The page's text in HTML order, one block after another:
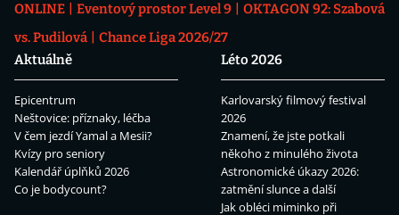
ONLINE
Eventový prostor Level 9
OKTAGON 92: Szabová
vs. Pudilová
Chance Liga 2026/27
Aktuálně
Epicentrum
Neštovice: příznaky, léčba
V čem jezdí Yamal a Mesii?
Kvízy pro seniory
Kalendář úplňků 2026
Co je bodycount?
Léto 2026
Karlovarský filmový festival
2026
Znamení, že jste potkali
někoho z minulého života
Astronomické úkazy 2026:
zatmění slunce a další
Jak obléci miminko při